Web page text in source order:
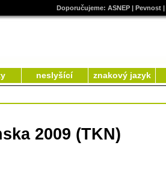
Doporučujeme: ASNEP| Pevnost|
neslyšící znakový jazyk
2009 (TKN)